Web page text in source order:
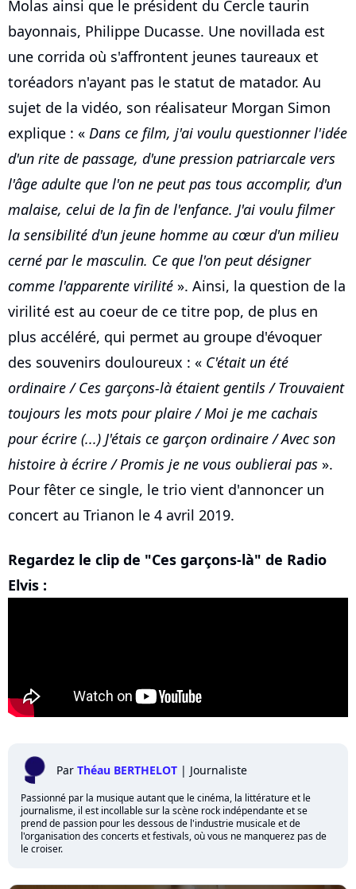
Molas ainsi que le président du Cercle taurin
bayonnais, Philippe Ducasse. Une novillada est
une corrida où s'affrontent jeunes taureaux et
toréadors n'ayant pas le statut de matador. Au
sujet de la vidéo, son réalisateur Morgan Simon
explique : « Dans ce film, j'ai voulu questionner l'idée
d'un rite de passage, d'une pression patriarcale vers
l'âge adulte que l'on ne peut pas tous accomplir, d'un
malaise, celui de la fin de l'enfance. J'ai voulu filmer
la sensibilité d'un jeune homme au cœur d'un milieu
cerné par le masculin. Ce que l'on peut désigner
comme l'apparente virilité ». Ainsi, la question de la
virilité est au coeur de ce titre pop, de plus en
plus accéléré, qui permet au groupe d'évoquer
des souvenirs douloureux : « C'était un été
ordinaire / Ces garçons-là étaient gentils / Trouvaient
toujours les mots pour plaire / Moi je me cachais
pour écrire (...) J'étais ce garçon ordinaire / Avec son
histoire à écrire / Promis je ne vous oublierai pas ».
Pour fêter ce single, le trio vient d'annoncer un
concert au Trianon le 4 avril 2019.
Regardez le clip de "Ces garçons-là" de Radio
Elvis :
Par Théau BERTHELOT | Journaliste
Passionné par la musique autant que le cinéma, la littérature et le
journalisme, il est incollable sur la scène rock indépendante et se
prend de passion pour les dessous de l'industrie musicale et de
l'organisation des concerts et festivals, où vous ne manquerez pas de
le croiser.